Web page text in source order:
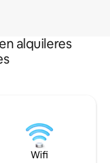
alquileres
Wifi